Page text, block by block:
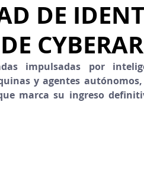
DE
impulsadas por
y agentes
marca su ingreso